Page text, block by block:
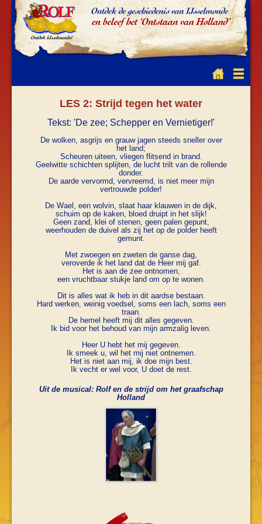
LES 2: Strijd tegen het water
Tekst: 'De zee; Schepper en Vernietiger!'
De wolken, asgrijs en grauw jagen steeds sneller over
het land;
Scheuren uiteen, vliegen flitsend in brand.
Geelwitte schichten splijten, de lucht trilt van de rollende
donder.
De aarde vervormd, vervreemd, is niet meer mijn
vertrouwde polder!
De Wael, een wolvin, slaat haar klauwen in de dijk,
schuim op de kaken, bloed druipt in het slijk!
Geen zand, klei of stenen, geen palen gepunt,
weerhouden de duivel als zij het op de polder heeft
gemunt.
Met zwoegen en zweten de ganse dag,
veroverde ik het land dat de Heer mij gaf.
Het is aan de zee ontnomen,
een vruchtbaar stukje land om op te wonen.
Dit is alles wat ik heb in dit aardse bestaan.
Hard werken, weinig voedsel, soms een lach, soms een
traan.
De hemel heeft mij dit alles gegeven.
Ik bid voor het behoud van mijn armzalig leven.
Heer U hebt het mij gegeven.
Ik smeek u, wil het mij niet ontnemen.
Het is niet aan mij, ik doe mijn best.
Ik vecht er wel voor, U doet de rest.
Uit de musical: Rolf en de strijd om het graafschap
Holland